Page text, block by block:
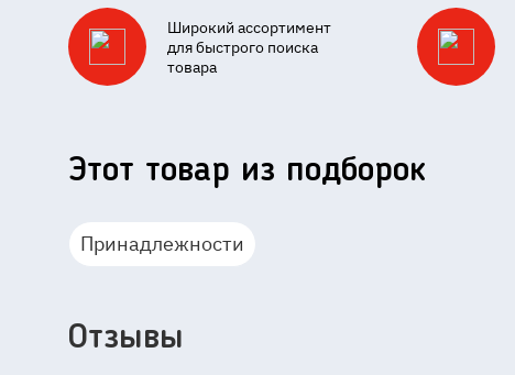
Широкий ассортимент
для быстрого поиска
товара
Этот товар из подборок
Принадлежности
Отзывы